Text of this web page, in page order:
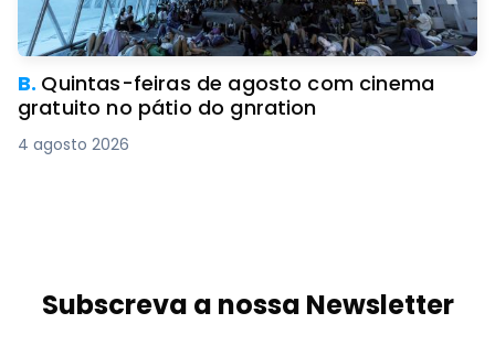
B. Quintas-feiras de agosto com cinema
gratuito no pátio do gnration
4 agosto 2026
Subscreva a nossa Newsletter